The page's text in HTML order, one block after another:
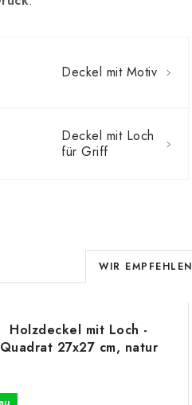
Deckel mit Motiv
Deckel mit Loch
für Griff
P
r
o
d
WIR EMPFEHLEN
Holzdeckel mit Loch -
Quadrat 27x27 cm, natur